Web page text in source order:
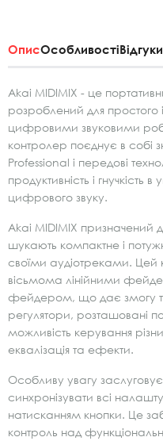
ОписОсобливості
Akai MIDIMIX - це
розроблений для простого
цифровими звуковими
контролер поєднує в собі
Professional і передові
продуктивність і гнучкість
цифрового звуку.
Akai MIDIMIX призначений
шукають компактне і
своїми аудіотреками.
вісьмома лінійними
фейдером, що дає змогу
регулятори, розташовані
можливість керування
еквалізація та ефекти.
Особливу увагу
синхронізувати всі
натисканням кнопки. Це
контроль над